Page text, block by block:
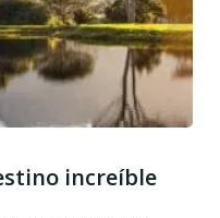
increíble